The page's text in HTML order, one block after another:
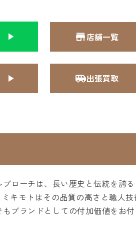
店舗一覧
出張買取
ローチは、長い歴史と伝統を誇
キモトはその品質の高さと職人
ブランドとしての付加価値をお